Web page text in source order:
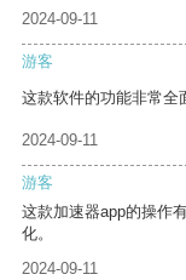
2024-09-11
游客
这款软件的功能非常全
2024-09-11
游客
这款加速器app的操作
化。
2024-09-11